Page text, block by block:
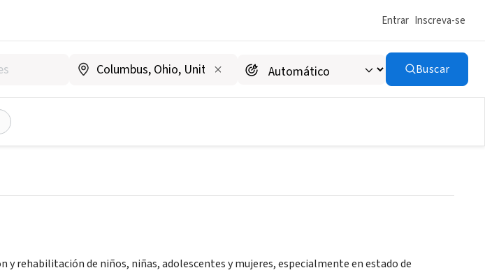
Entrar Inscreva-se
Buscar
rehabilitación de niños, niñas, adolescentes y mujeres, especialmente en estado de